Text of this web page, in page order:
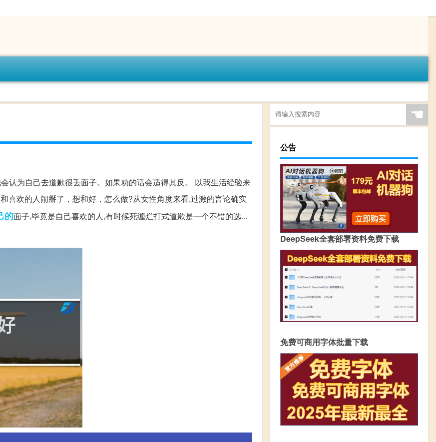
认为自己去道歉很丢面子。如果劝的话会适得其反。 以我生活经验来
喜欢的人闹掰了，想和好，怎么做?从女性角度来看,过激的言论确实
的面子,毕竟是自己喜欢的人,有时候死缠烂打式道歉是一个不错的选...
☚
公告
DeepSeek全套部署资料免费下载
免费可商用字体批量下载